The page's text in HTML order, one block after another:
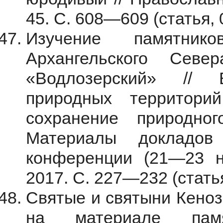
45. С. 608—609 (статья,
Изучение
Архангельского
«Водлозерский» //
природных
сохранение
Материалы
конференции (21—23
2017. С. 227—232
Святые и святыни
на материале